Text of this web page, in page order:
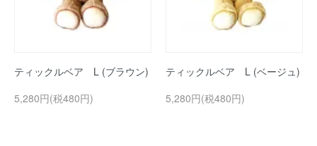
ティックルベア L (ブラウン)
5,280円(税480円)
ティックルベア L (ベージュ)
5,280円(税480円)